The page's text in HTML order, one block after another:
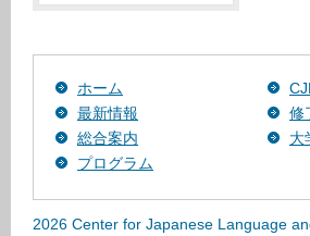
ホーム
最新情報
修
総合案内
大
プログラム
2026 Center for Japanese Language